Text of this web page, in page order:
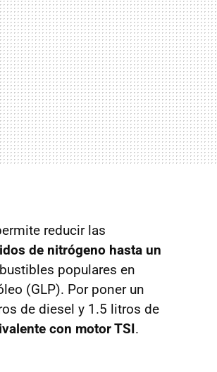
reducir las
de nitrógeno hasta un
populares en
(GLP). Por poner un
de diesel y 1.5 litros de
con motor TSI.